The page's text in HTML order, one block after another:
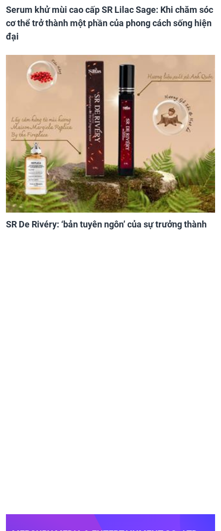
Serum khử mùi cao cấp SR Lilac Sage: Khi chăm sóc
cơ thể trở thành một phần của phong cách sống hiện
đại
SR De Rivéry: ‘bản tuyên ngôn’ của sự trưởng thành